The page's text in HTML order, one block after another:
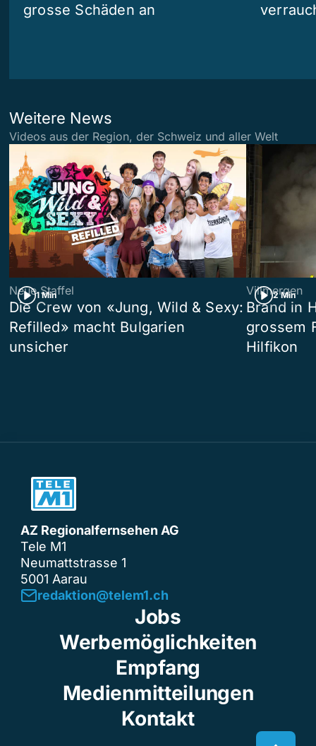
grosse Schäden an
Weitere News
Videos aus der Region, der Schweiz und aller Welt
1 Min
Neue Staffel
Die Crew von «Jung, Wild & Sexy:
Refilled» macht Bulgarien
unsicher
2 Min
Villmergen
Brand in
grossem
Hilfikon
AZ Regionalfernsehen AG
Tele M1
Neumattstrasse 1
5001 Aarau
redaktion@telem1.ch
Jobs
Werbemöglichkeiten
Empfang
Medienmitteilungen
Kontakt